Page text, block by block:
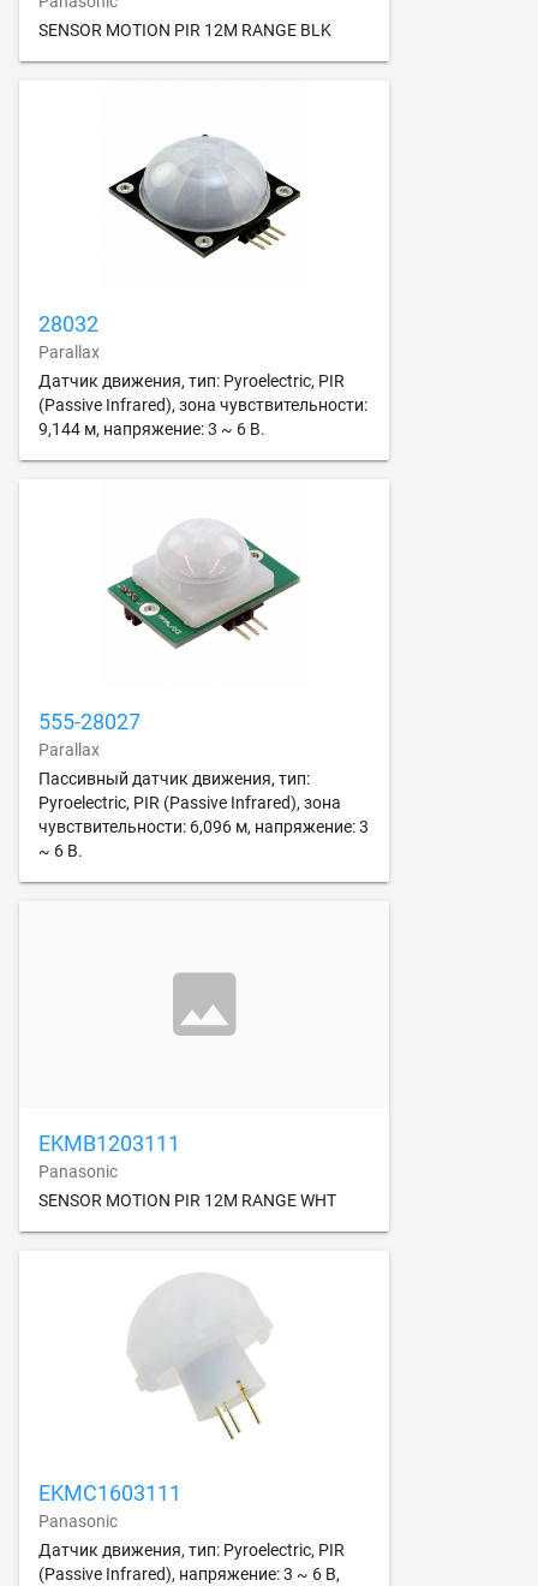
SENSOR MOTION PIR 12M RANGE BLK
28032
Parallax
Датчик движения, тип: Pyroelectric, PIR
(Passive Infrared), зона чувствительности:
9,144 м, напряжение: 3 ~ 6 В.
555-28027
Parallax
Пассивный датчик движения, тип:
Pyroelectric, PIR (Passive Infrared), зона
чувствительности: 6,096 м, напряжение: 3
~ 6 В.
EKMB1203111
Panasonic
SENSOR MOTION PIR 12M RANGE WHT
EKMC1603111
Panasonic
Датчик движения, тип: Pyroelectric, PIR
(Passive Infrared), напряжение: 3 ~ 6 В,